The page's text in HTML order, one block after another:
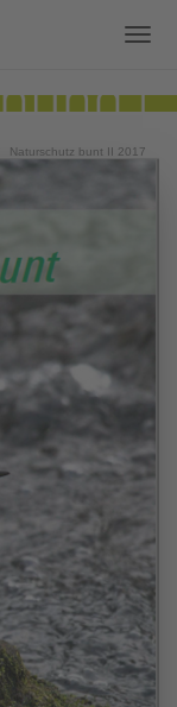
Naturschutz bunt II 2017